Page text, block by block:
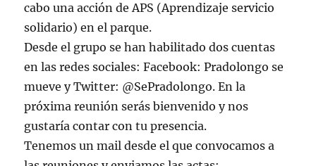
cabo una acción de APS (Aprendizaje servicio
solidario) en el parque.
Desde el grupo se han habilitado dos cuentas
en las redes sociales: Facebook: Pradolongo se
mueve y Twitter: @SePradolongo. En la
próxima reunión serás bienvenido y nos
gustaría contar con tu presencia.
Tenemos un mail desde el que convocamos a